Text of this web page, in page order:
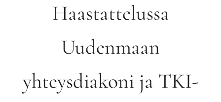
Haastattelussa
Uudenmaan
yhteysdiakoni ja TKI-